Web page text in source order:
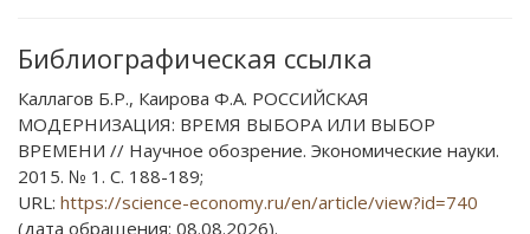
Библиографическая ссылка
Каллагов Б.Р., Каирова Ф.А. РОССИЙСКАЯ
МОДЕРНИЗАЦИЯ: ВРЕМЯ ВЫБОРА ИЛИ ВЫБОР
ВРЕМЕНИ // Научное обозрение. Экономические науки.
2015. № 1. С. 188-189;
URL: https://science-economy.ru/en/article/view?id=740
(дата обращения: 08.08.2026).